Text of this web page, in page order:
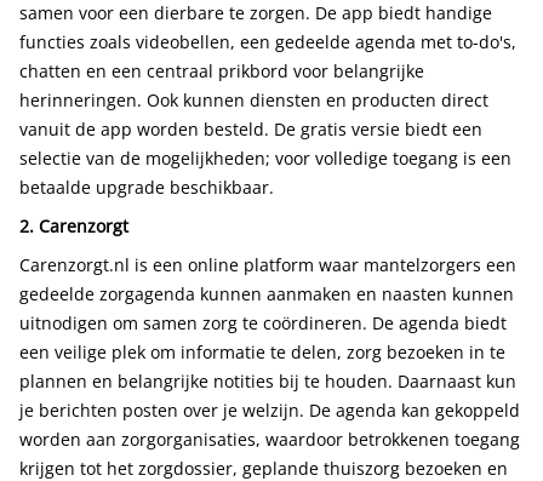
samen voor een dierbare te zorgen. De app biedt handige
functies zoals videobellen, een gedeelde agenda met to-do's,
chatten en een centraal prikbord voor belangrijke
herinneringen. Ook kunnen diensten en producten direct
vanuit de app worden besteld. De gratis versie biedt een
selectie van de mogelijkheden; voor volledige toegang is een
betaalde upgrade beschikbaar.
2. Carenzorgt
Carenzorgt.nl is een online platform waar mantelzorgers een
gedeelde zorgagenda kunnen aanmaken en naasten kunnen
uitnodigen om samen zorg te coördineren. De agenda biedt
een veilige plek om informatie te delen, zorg bezoeken in te
plannen en belangrijke notities bij te houden. Daarnaast kun
je berichten posten over je welzijn. De agenda kan gekoppeld
worden aan zorgorganisaties, waardoor betrokkenen toegang
krijgen tot het zorgdossier, geplande thuiszorg bezoeken en